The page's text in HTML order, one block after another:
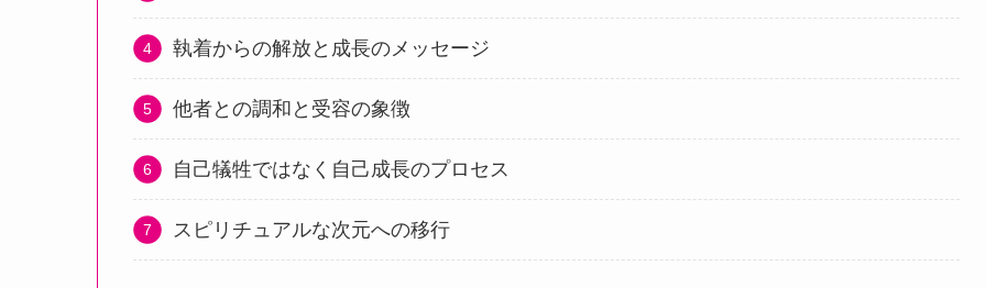
執着からの解放と成長のメッセージ
他者との調和と受容の象徴
自己犠牲ではなく自己成長のプロセス
スピリチュアルな次元への移行